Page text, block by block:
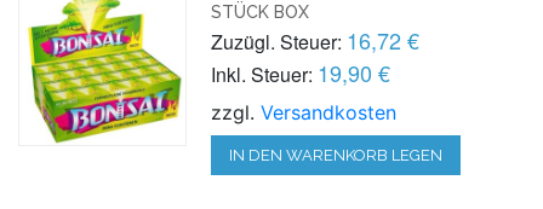
STÜCK BOX
Zuzügl. Steuer: 16,72 €
Inkl. Steuer: 19,90 €
zzgl.Versandkosten
IN DEN WARENKORB LEGEN